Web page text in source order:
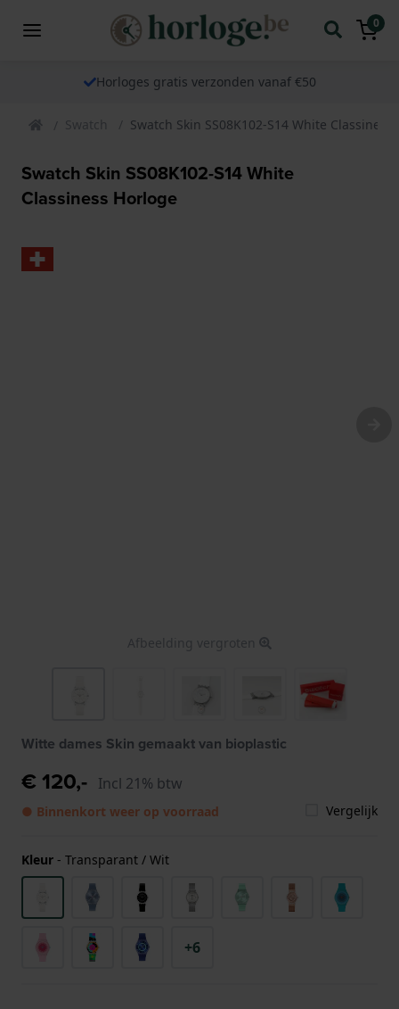
0
Horloges gratis verzonden vanaf €50
Swatch Swatch Skin SS08K102-S14 White Classiness
Swatch Skin SS08K102-S14 White
Classiness Horloge
Afbeelding vergroten
Witte dames Skin gemaakt van bioplastic
€ 120,- Incl 21% btw
● Binnenkort weer op voorraad Vergelijk
Kleur - Transparant / Wit
+6